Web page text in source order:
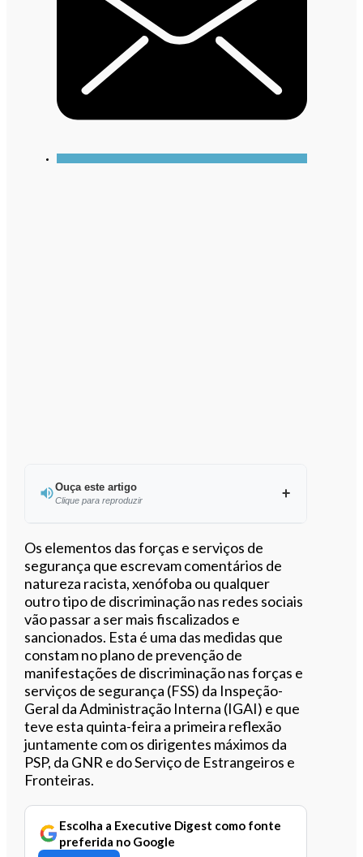
Ouça este artigo
Clique para reproduzir
Ouvir este artigo
Os elementos das forças e serviços de
segurança que escrevam comentários de
natureza racista, xenófoba ou qualquer
outro tipo de discriminação nas redes sociais
vão passar a ser mais fiscalizados e
sancionados. Esta é uma das medidas que
constam no plano de prevenção de
manifestações de discriminação nas forças e
serviços de segurança (FSS) da Inspeção-
Geral da Administração Interna (IGAI) e que
teve esta quinta-feira a primeira reflexão
juntamente com os dirigentes máximos da
PSP, da GNR e do Serviço de Estrangeiros e
Fronteiras.
Escolha a Executive Digest como fonte
preferida no Google